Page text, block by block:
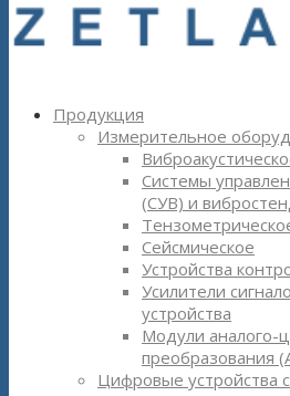
Продукция
Измерительное
Системы
(СУВ) и
Сейсмическое
Устройства
Усилители
устройства
Модули аналого-
преобразования
Цифровые устройства